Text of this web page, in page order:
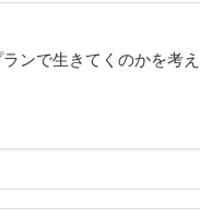
ンで生きてくのかを考